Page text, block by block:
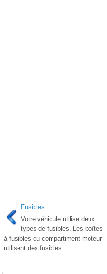
Fusibles
Votre véhicule utilise deux
types de fusibles. Les boîtes
à fusibles du compartiment moteur
utilisent des fusibles ...